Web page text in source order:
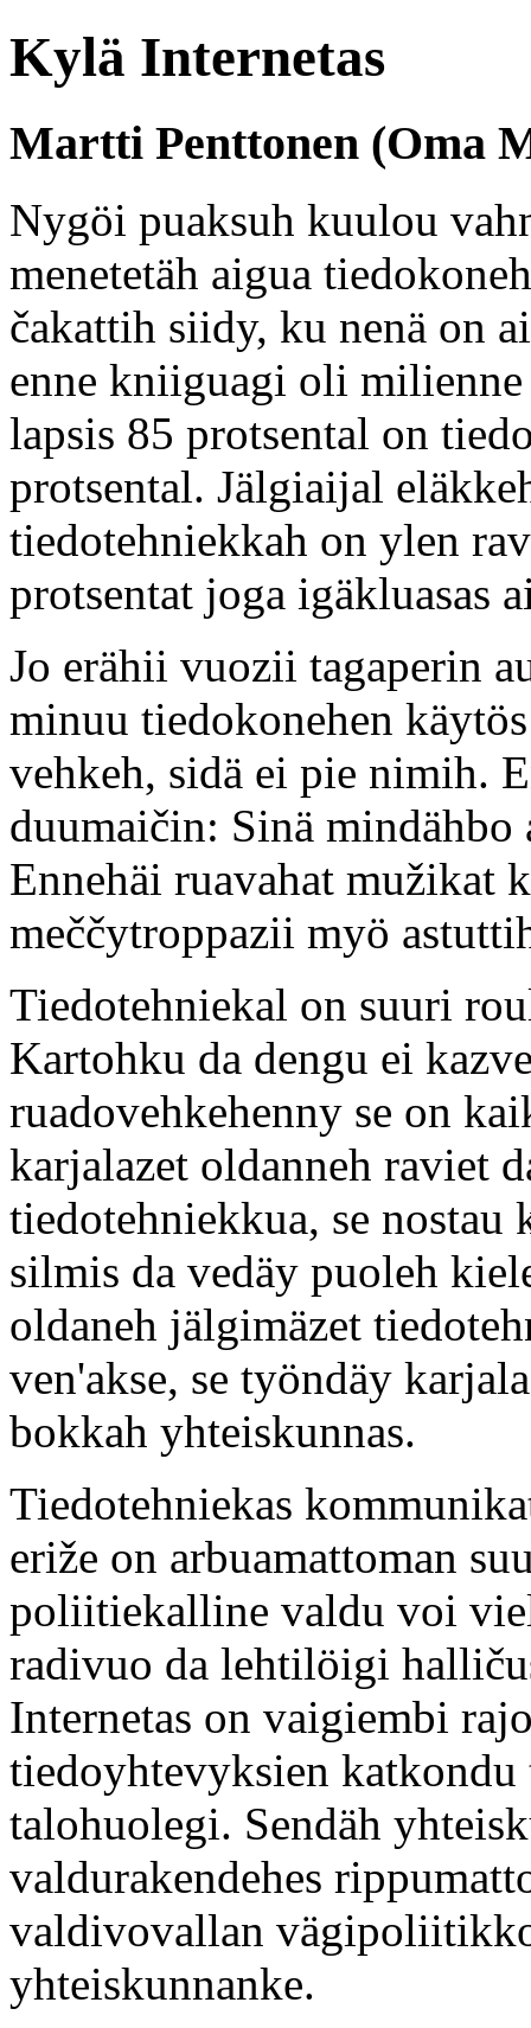
Kylä Internetas
Martti Penttonen (Oma
Nygöi puaksuh kuulou
menetetäh aigua
čakattih siidy, ku nenä on
enne kniiguagi oli
lapsis 85 protsental on
protsental. Jälgiaijal
tiedotehniekkah on ylen
protsentat joga igäkluasas
Jo erähii vuozii tagaperin
minuu tiedokonehen
vehkeh, sidä ei pie nimih.
duumaičin: Sinä
Ennehäi ruavahat mužikat
meččytroppazii myö
Tiedotehniekal on suuri
Kartohku da dengu ei
ruadovehkehenny se on
karjalazet oldanneh raviet
tiedotehniekkua, se
silmis da vedäy puoleh
oldaneh jälgimäzet
ven'akse, se työndäy
bokkah yhteiskunnas.
Tiedotehniekas
eriže on arbuamattoman
poliitiekalline valdu voi
radivuo da lehtilöigi
Internetas on vaigiembi
tiedoyhtevyksien
talohuolegi. Sendäh
valdurakendehes
valdivovallan
yhteiskunnanke.